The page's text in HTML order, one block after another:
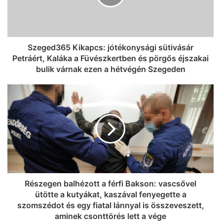
Szeged365 Kikapcs: jótékonysági sütivásár
Petráért, Kaláka a Füvészkertben és pörgős éjszakai
bulik várnak ezen a hétvégén Szegeden
Részegen balhézott a férfi Bakson: vascsővel
ütötte a kutyákat, kaszával fenyegette a
szomszédot és egy fiatal lánnyal is összeveszett,
aminek csonttörés lett a vége